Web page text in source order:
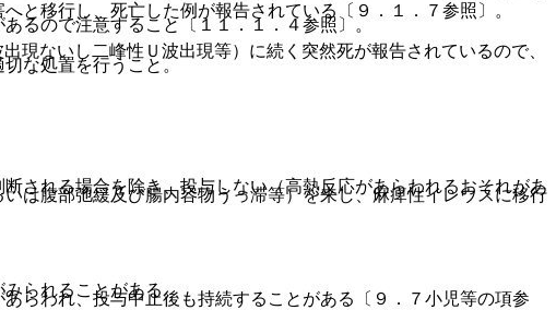
るので注意すること〔１１．１．４参照〕。
な処置を行うこと。
される場合を除き、投与しない（高熱反応があらわれるおそれがあ
られることがある。
と移行し、死亡した例が報告されている〔９．１．７参照〕。
ないし二峰性Ｕ波出現等）に続く突然死が報告されているので、
は腹部弛緩及び腸内容物うっ滞等）を来し、麻痺性イレウスに移行
らわれ、投与中止後も持続することがある〔９．７小児等の項参